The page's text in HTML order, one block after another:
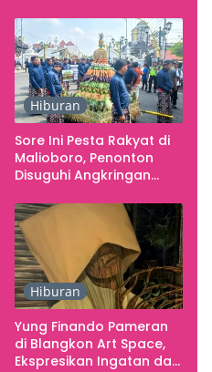
Yogyakarta sebagai
Pusat Pergerakan Seni
Rupa Indonesia
Hiburan
Sore Ini Pesta Rakyat di
Malioboro, Penonton
Disuguhi Angkringan
Hiburan
Yung Finando Pameran
di Blangkon Art Space,
Ekspresikan Ingatan dan